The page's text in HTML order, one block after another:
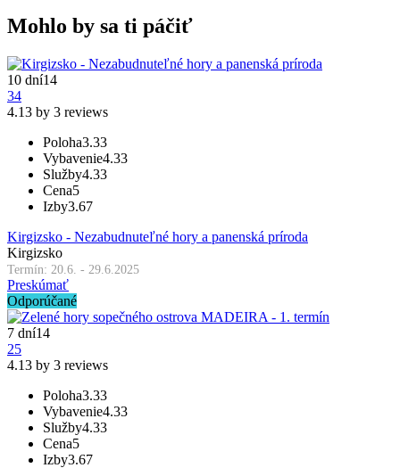
Mohlo by sa ti páčiť
10 dní14
34
4.13 by 3 reviews
Poloha3.33
Vybavenie4.33
Služby4.33
Cena5
Izby3.67
Kirgizsko - Nezabudnuteľné hory a panenská príroda
Kirgizsko
Termín: 20.6. - 29.6.2025
Preskúmať
Odporúčané
7 dní14
25
4.13 by 3 reviews
Poloha3.33
Vybavenie4.33
Služby4.33
Cena5
Izby3.67